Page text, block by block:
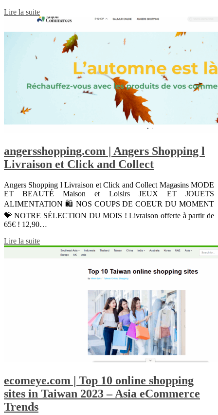
Lire la suite
angersshopping.com | Angers Shopping l
Livraison et Click and Collect
Angers Shopping l Livraison et Click and Collect Magasins MODE
ET BEAUTÉ Maison et Loisirs JEUX ET JOUETS
ALIMENTATION 🛍 NOS COUPS DE COEUR DU MOMENT
💝 NOTRE SÉLECTION DU MOIS ! Livraison offerte à partir de
65€ ! 12,90…
Lire la suite
ecomeye.com | Top 10 online shopping
sites in Taiwan 2023 – Asia eCommerce
Trends